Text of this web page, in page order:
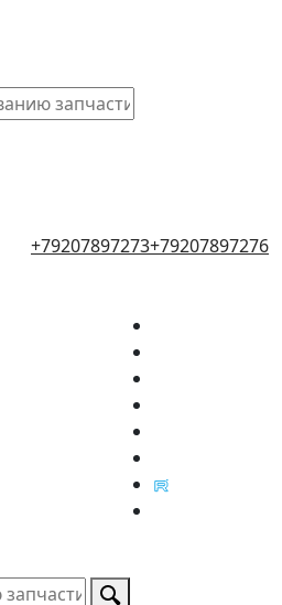
+79207897273+79207897276